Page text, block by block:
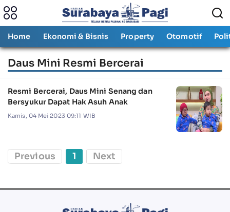
Home Ekonomi & Bisnis Property Otomotif
Daus Mini Resmi Bercerai
Resmi Bercerai, Daus Mini Senang dan
Bersyukur Dapat Hak Asuh Anak
Kamis, 04 Mei 2023 09:11 WIB
Previous 1 Next